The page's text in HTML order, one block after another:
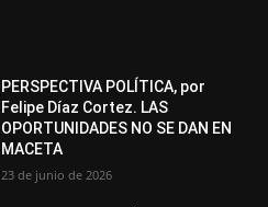
PERSPECTIVA POLÍTICA, por
Felipe Díaz Cortez. LAS
OPORTUNIDADES NO SE DAN EN
MACETA
23 de junio de 2026